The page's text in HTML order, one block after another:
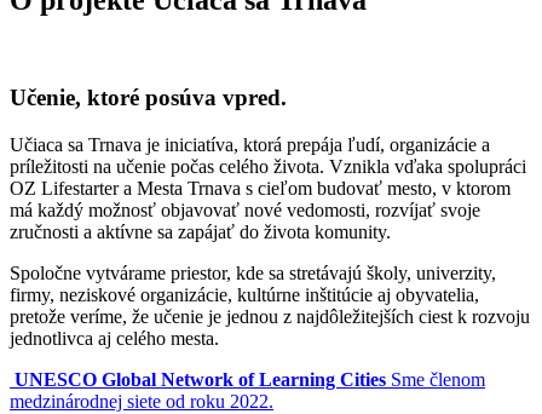
Učenie, ktoré posúva vpred.
Učiaca sa Trnava je iniciatíva, ktorá prepája ľudí, organizácie a
príležitosti na učenie počas celého života. Vznikla vďaka spolupráci
OZ Lifestarter a Mesta Trnava s cieľom budovať mesto, v ktorom
má každý možnosť objavovať nové vedomosti, rozvíjať svoje
zručnosti a aktívne sa zapájať do života komunity.
Spoločne vytvárame priestor, kde sa stretávajú školy, univerzity,
firmy, neziskové organizácie, kultúrne inštitúcie aj obyvatelia,
pretože veríme, že učenie je jednou z najdôležitejších ciest k rozvoju
jednotlivca aj celého mesta.
UNESCO Global Network of Learning Cities Sme členom
medzinárodnej siete od roku 2022.